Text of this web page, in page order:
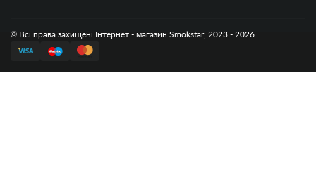
© Всі права захищені Інтернет - магазин Smokstar, 2023 - 2026